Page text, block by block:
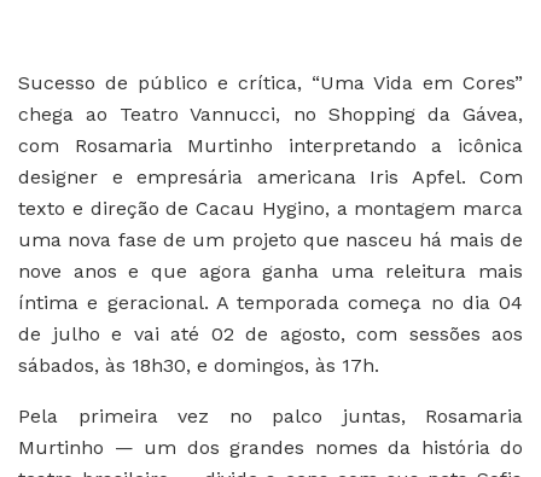
Sucesso de público e crítica, “Uma Vida em Cores”
chega ao Teatro Vannucci, no Shopping da Gávea,
com Rosamaria Murtinho interpretando a icônica
designer e empresária americana Iris Apfel. Com
texto e direção de Cacau Hygino, a montagem marca
uma nova fase de um projeto que nasceu há mais de
nove anos e que agora ganha uma releitura mais
íntima e geracional. A temporada começa no dia 04
de julho e vai até 02 de agosto, com sessões aos
sábados, às 18h30, e domingos, às 17h.
Pela primeira vez no palco juntas, Rosamaria
Murtinho — um dos grandes nomes da história do